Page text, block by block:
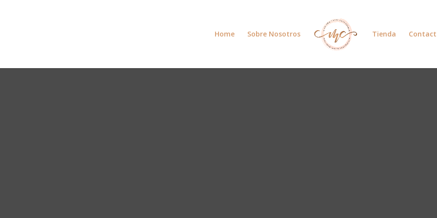
Home Sobre Nosotros Tienda